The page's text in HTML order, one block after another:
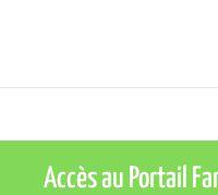
Accès au Portail